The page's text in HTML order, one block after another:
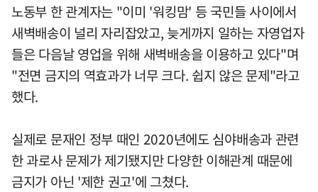
노동부 한 관계자는 "이미 '워킹맘' 등 국민들 사이에서
새벽배송이 널리 자리잡았고, 늦게까지 일하는 자영업자
들은 다음날 영업을 위해 새벽배송을 이용하고 있다"며
"전면 금지의 역효과가 너무 크다. 쉽지 않은 문제"라고
했다.
실제로 문재인 정부 때인 2020년에도 심야배송과 관련
한 과로사 문제가 제기됐지만 다양한 이해관계 때문에
금지가 아닌 '제한 권고'에 그쳤다.